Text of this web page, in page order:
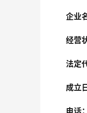
企业
经营
法定
成立
电话：